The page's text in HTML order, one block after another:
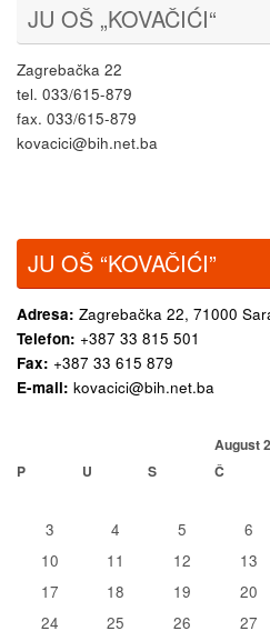
JU OŠ „KOVAČIĆI“
Zagrebačka 22
tel. 033/615-879
fax. 033/615-879
kovacici@bih.net.ba
JU OŠ “KOVAČIĆI”
Adresa: Zagrebačka 22, 71000
Telefon: +387 33 815 501
Fax: +387 33 615 879
E-mail: kovacici@bih.net.ba
August
P
U S Č
3
4 5 6
10
11 12 13
17
18 19 20
24
25 26 27